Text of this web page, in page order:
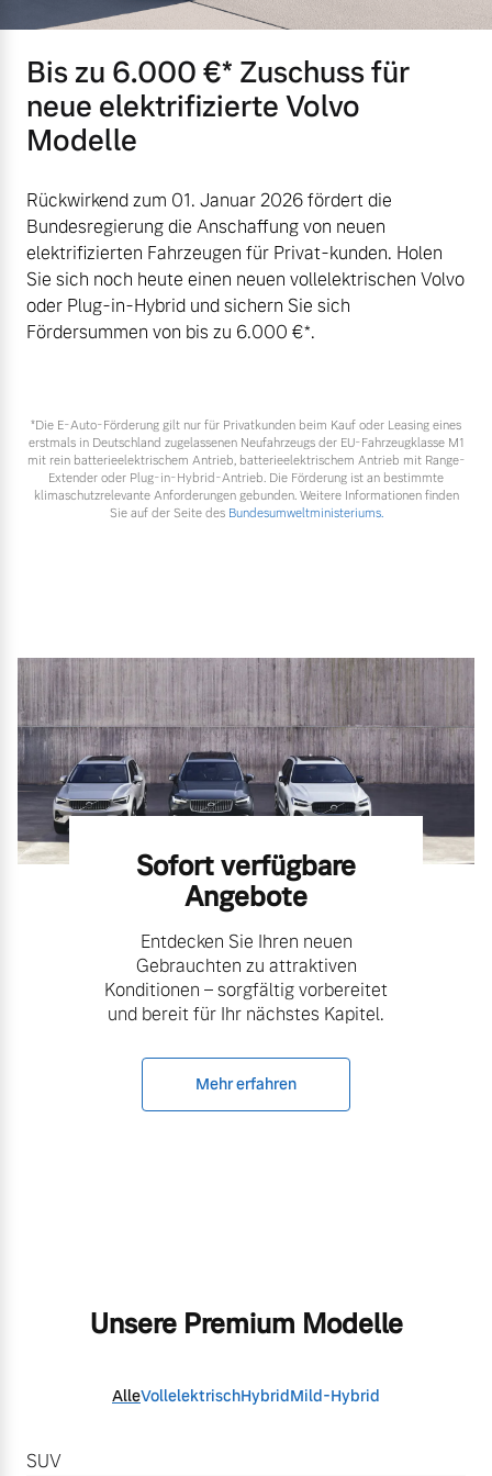
Versicherung
Bis zu 6.000 €⁠* Zuschuss für
neue elektrifizierte Volvo
Modelle
Rückwirkend zum 01. Januar 2026 fördert die
Bundesregierung die Anschaffung von neuen
elektrifizierten Fahrzeugen für Privat-kunden. Holen
Sie sich noch heute einen neuen vollelektrischen Volvo
oder Plug-in-Hybrid und sichern Sie sich
Fördersummen von bis zu 6.000 €⁠*.
*Die E‑Auto-Förderung gilt nur für Privatkunden beim Kauf oder Leasing eines
erstmals in Deutschland zugelassenen Neufahrzeugs der EU-Fahrzeugklasse M1
mit rein batterieelektrischem Antrieb, batterieelektrischem Antrieb mit Range-
Extender oder Plug-in-Hybrid-Antrieb. Die Förderung ist an bestimmte
klimaschutzrelevante Anforderungen gebunden. Weitere Informationen finden
Sie auf der Seite des Bundesumweltministeriums.
Sofort verfügbare
Angebote
Entdecken Sie Ihren neuen
Gebrauchten zu attraktiven
Konditionen – sorgfältig vorbereitet
und bereit für Ihr nächstes Kapitel.
Mehr erfahren
Unsere Premium Modelle
AlleVollelektrischHybridMild-Hybrid
SUV